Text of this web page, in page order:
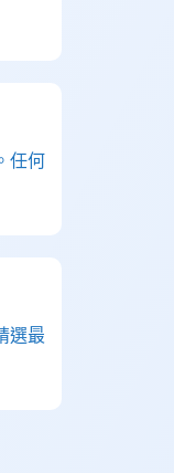
任何
選最